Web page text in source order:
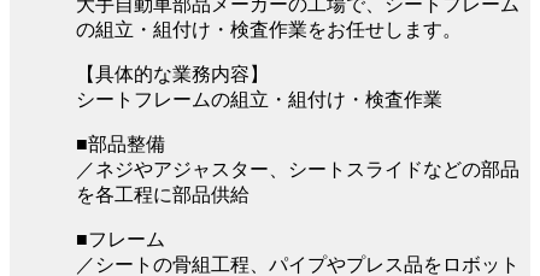
の組立・組付け・検査作業をお任せします。
【具体的な業務内容】
シートフレームの組立・組付け・検査作業
■部品整備
／ネジやアジャスター、シートスライドなどの部品
を各工程に部品供給
■フレーム
／シートの骨組工程、パイプやプレス品をロボット